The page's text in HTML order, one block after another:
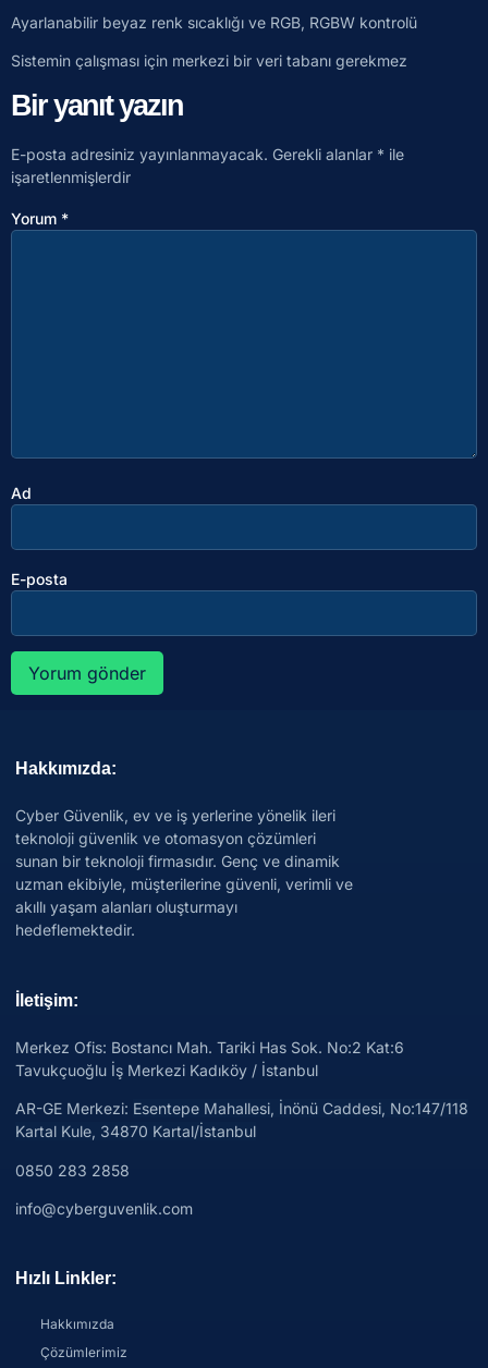
Ayarlanabilir beyaz renk sıcaklığı ve RGB, RGBW kontrolü
Sistemin çalışması için merkezi bir veri tabanı gerekmez
Bir yanıt yazın
E-posta adresiniz yayınlanmayacak. Gerekli alanlar * ile
işaretlenmişlerdir
Yorum *
Ad
E-posta
Hakkımızda:
Cyber Güvenlik, ev ve iş yerlerine yönelik ileri
teknoloji güvenlik ve otomasyon çözümleri
sunan bir teknoloji firmasıdır. Genç ve dinamik
uzman ekibiyle, müşterilerine güvenli, verimli ve
akıllı yaşam alanları oluşturmayı
hedeflemektedir.
İletişim:
Merkez Ofis: Bostancı Mah. Tariki Has Sok. No:2 Kat:6
Tavukçuoğlu İş Merkezi Kadıköy / İstanbul
AR-GE Merkezi: Esentepe Mahallesi, İnönü Caddesi, No:147/118
Kartal Kule, 34870 Kartal/İstanbul
0850 283 2858
info@cyberguvenlik.com
Hızlı Linkler:
Hakkımızda
Çözümlerimiz